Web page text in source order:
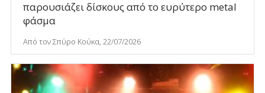
παρουσιάζει δίσκους από το ευρύτερο metal
φάσμα
Από τον Σπύρο Κούκα, 22/07/2026